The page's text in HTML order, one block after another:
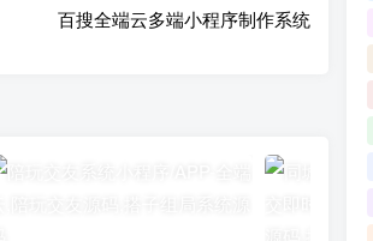
百搜全端云多端小程序制作系统